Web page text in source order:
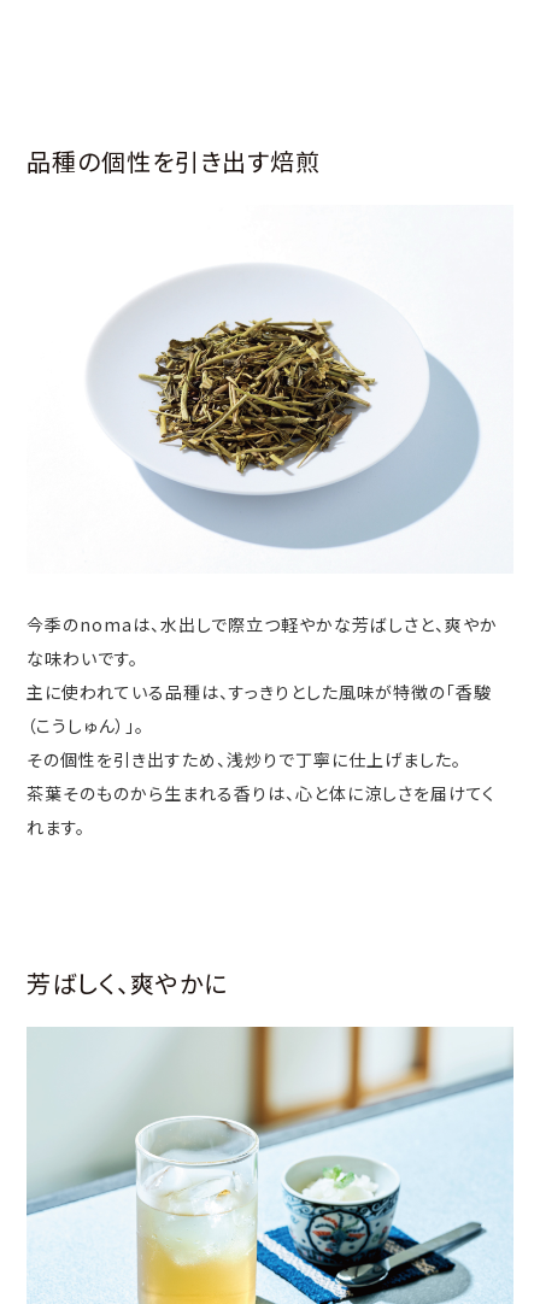
品種の個性を引き出す焙煎
今季のnomaは、水出しで際立つ軽やかな芳ばしさと、爽やか
な味わいです。
主に使われている品種は、すっきりとした風味が特徴の「香駿
（こうしゅん）」。
その個性を引き出すため、浅炒りで丁寧に仕上げました。
茶葉そのものから生まれる香りは、心と体に涼しさを届けてく
れます。
芳ばしく、爽やかに